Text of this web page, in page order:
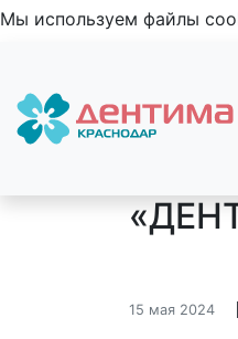
Мы используем файлы
15 мая 2024